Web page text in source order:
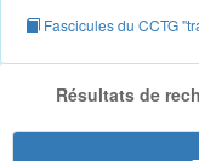
Fascicules du CCTG
Résultats de